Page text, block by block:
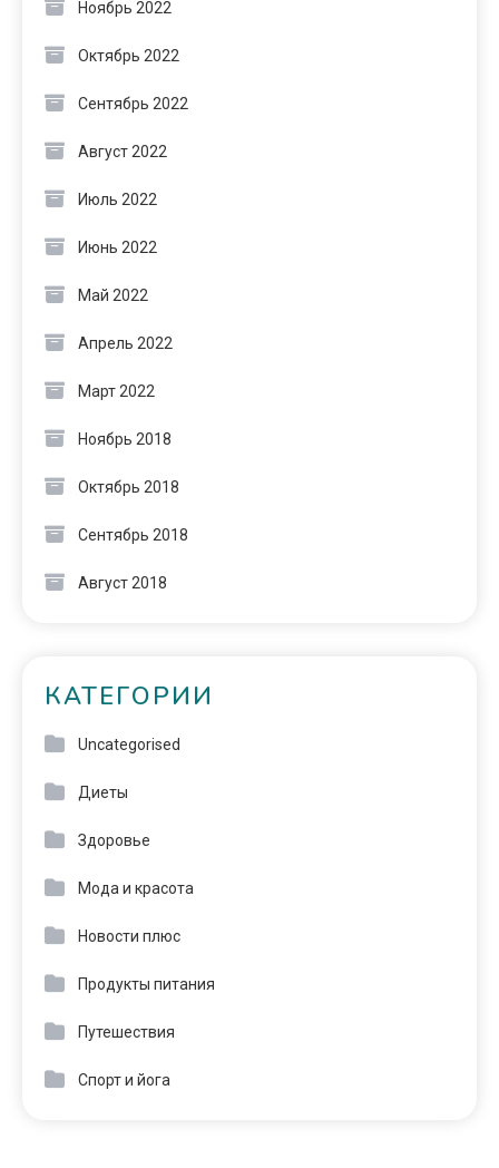
Ноябрь 2022
Октябрь 2022
Сентябрь 2022
Август 2022
Июль 2022
Июнь 2022
Май 2022
Апрель 2022
Март 2022
Ноябрь 2018
Октябрь 2018
Сентябрь 2018
Август 2018
КАТЕГОРИИ
Uncategorised
Диеты
Здоровье
Мода и красота
Новости плюс
Продукты питания
Путешествия
Спорт и йога